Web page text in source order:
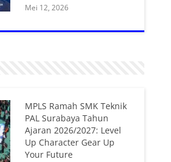
Mei 12, 2026
MPLS Ramah SMK Teknik
PAL Surabaya Tahun
Ajaran 2026/2027: Level
Up Character Gear Up
Your Future